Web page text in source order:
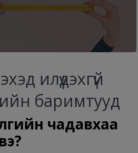
илүүдэхгүй
баримтууд
чадавхаа